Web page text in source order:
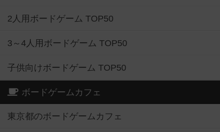
2人用ボードゲーム TOP50
3～4人用ボードゲーム TOP50
子供向けボードゲーム TOP50
ボードゲームカフェ
東京都のボードゲームカフェ